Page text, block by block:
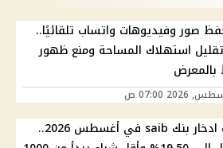
صور وفيديوهات واتساب تلقائيًا..
استهلاك المساحة ومنع ظهور
بالمعرض
شهادات ادخار بنك saib في أغسطس 2026..